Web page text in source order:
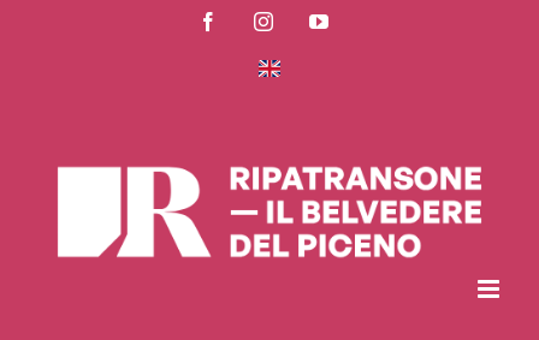
FacebookInstagramYouTube